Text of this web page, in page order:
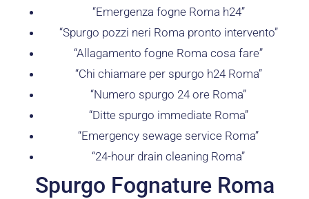
“Emergenza fogne Roma h24”
“Spurgo pozzi neri Roma pronto intervento”
“Allagamento fogne Roma cosa fare”
“Chi chiamare per spurgo h24 Roma”
“Numero spurgo 24 ore Roma”
“Ditte spurgo immediate Roma”
“Emergency sewage service Roma”
“24-hour drain cleaning Roma”
Spurgo Fognature Roma